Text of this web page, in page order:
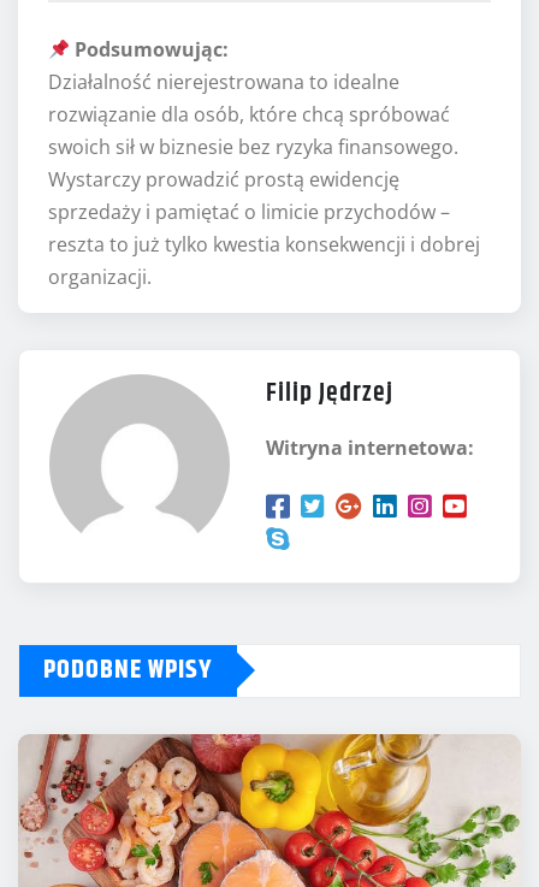
Podsumowując:
Działalność nierejestrowana to idealne
rozwiązanie dla osób, które chcą spróbować
swoich sił w biznesie bez ryzyka finansowego.
Wystarczy prowadzić prostą ewidencję
sprzedaży i pamiętać o limicie przychodów –
reszta to już tylko kwestia konsekwencji i dobrej
organizacji.
Filip Jędrzej
Witryna internetowa:
PODOBNE WPISY